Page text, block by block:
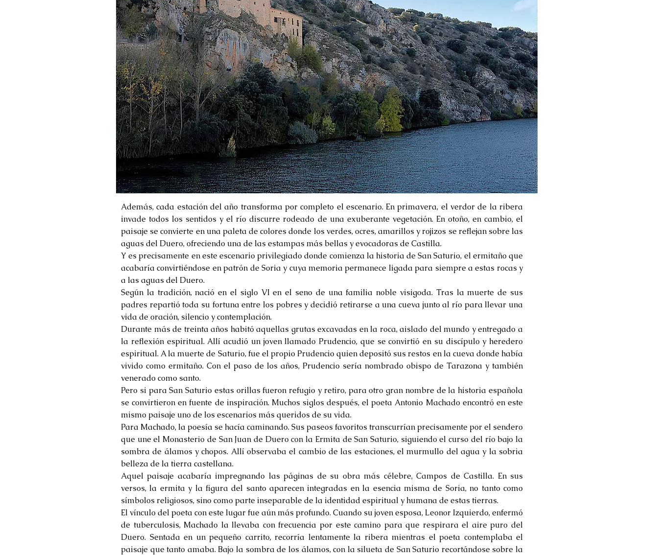
Además, cada estación del año transforma por completo el escenario. En primavera, el verdor de la ribera
invade todos los sentidos y el río discurre rodeado de una exuberante vegetación. En otoño, en cambio, el
paisaje se convierte en una paleta de colores donde los verdes, ocres, amarillos y rojizos se reflejan sobre las
aguas del Duero, ofreciendo una de las estampas más bellas y evocadoras de Castilla.
Y es precisamente en este escenario privilegiado donde comienza la historia de San Saturio, el ermitaño que
acabaría convirtiéndose en patrón de Soria y cuya memoria permanece ligada para siempre a estas rocas y
a las aguas del Duero.
Según la tradición, nació en el siglo VI en el seno de una familia noble visigoda. Tras la muerte de sus
padres repartió toda su fortuna entre los pobres y decidió retirarse a una cueva junto al río para llevar una
vida de oración, silencio y contemplación.
Durante más de treinta años habitó aquellas grutas excavadas en la roca, aislado del mundo y entregado a
la reflexión espiritual. Allí acudió un joven llamado Prudencio, que se convirtió en su discípulo y heredero
espiritual. A la muerte de Saturio, fue el propio Prudencio quien depositó sus restos en la cueva donde había
vivido como ermitaño. Con el paso de los años, Prudencio sería nombrado obispo de Tarazona y también
venerado como santo.
Pero si para San Saturio estas orillas fueron refugio y retiro, para otro gran nombre de la historia española
se convirtieron en fuente de inspiración. Muchos siglos después, el poeta Antonio Machado encontró en este
mismo paisaje uno de los escenarios más queridos de su vida.
Para Machado, la poesía se hacía caminando. Sus paseos favoritos transcurrían precisamente por el sendero
que une el Monasterio de San Juan de Duero con la Ermita de San Saturio, siguiendo el curso del río bajo la
sombra de álamos y chopos. Allí observaba el cambio de las estaciones, el murmullo del agua y la sobria
belleza de la tierra castellana.
Aquel paisaje acabaría impregnando las páginas de su obra más célebre, Campos de Castilla. En sus
versos, la ermita y la figura del santo aparecen integradas en la esencia misma de Soria, no tanto como
símbolos religiosos, sino como parte inseparable de la identidad espiritual y humana de estas tierras.
El vínculo del poeta con este lugar fue aún más profundo. Cuando su joven esposa, Leonor Izquierdo, enfermó
de tuberculosis, Machado la llevaba con frecuencia por este camino para que respirara el aire puro del
Duero. Sentada en un pequeño carrito, recorría lentamente la ribera mientras el poeta contemplaba el
paisaje que tanto amaba. Bajo la sombra de los álamos, con la silueta de San Saturio recortándose sobre la